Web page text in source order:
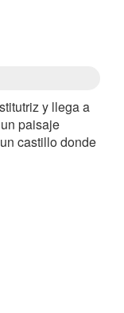
y llega a
paisaje
castillo donde